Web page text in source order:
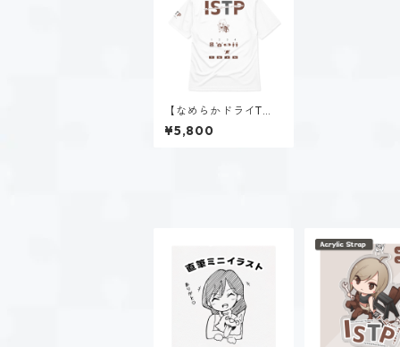
【なめらかドライTシ
ャツ】黒ヶ根 匠（IST
P）｜ホワイト
¥5,800